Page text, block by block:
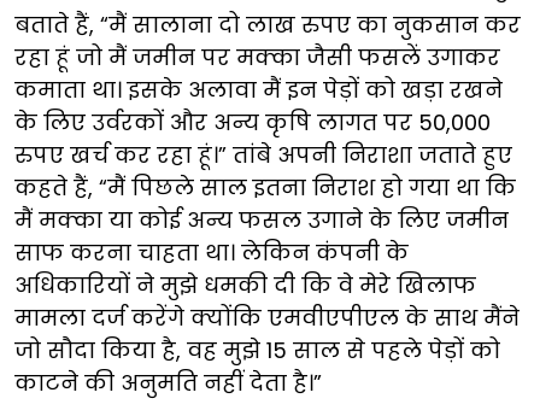
बताते हैं, “मैं सालाना दो लाख रुपए का नुकसान कर
रहा हूं जो मैं जमीन पर मक्का जैसी फसलें उगाकर
कमाता था। इसके अलावा मैं इन पेड़ों को खड़ा रखने
के लिए उर्वरकों और अन्य कृषि लागत पर 50,000
रुपए खर्च कर रहा हूं।” तांबे अपनी निराशा जताते हुए
कहते हैं, “मैं पिछले साल इतना निराश हो गया था कि
मैं मक्का या कोई अन्य फसल उगाने के लिए जमीन
साफ करना चाहता था। लेकिन कंपनी के
अधिकारियों ने मुझे धमकी दी कि वे मेरे खिलाफ
मामला दर्ज करेंगे क्योंकि एमवीएपीएल के साथ मैंने
जो सौदा किया है, वह मुझे 15 साल से पहले पेड़ों को
काटने की अनुमति नहीं देता है।”